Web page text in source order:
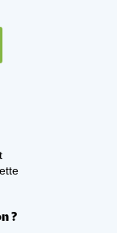
?